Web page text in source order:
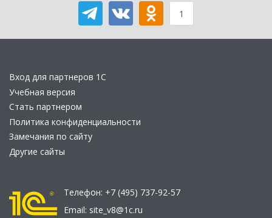
1
Вход для партнеров 1С
Учебная версия
Стать партнером
Политика конфиденциальности
Замечания по сайту
Другие сайты
Телефон: +7 (495) 737-92-57
Email: site_v8@1c.ru